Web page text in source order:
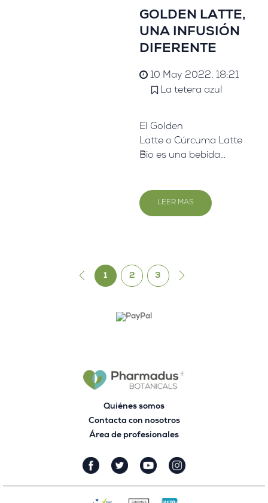
GOLDEN LATTE,
UNA INFUSIÓN
DIFERENTE
10 May 2022, 18:21
La tetera azul
El Golden
Latte o Cúrcuma Latte
Bio es una bebida
el nombre de Haldi Ka
Doodh. Procedente de
para la salud.
LEER MAS
1 2 3
Quiénes somos
Contacta con nosotros
Área de profesionales